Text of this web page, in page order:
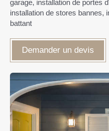
garage, installation de portes
installation de stores bannes,
battant
Demander un devis